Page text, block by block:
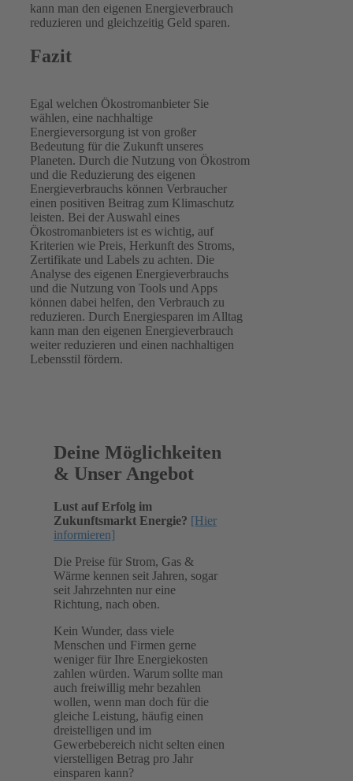
kann man den eigenen Energieverbrauch
reduzieren und gleichzeitig Geld sparen.
Fazit
Egal welchen Ökostromanbieter Sie
wählen, eine nachhaltige
Energieversorgung ist von großer
Bedeutung für die Zukunft unseres
Planeten. Durch die Nutzung von Ökostrom
und die Reduzierung des eigenen
Energieverbrauchs können Verbraucher
einen positiven Beitrag zum Klimaschutz
leisten. Bei der Auswahl eines
Ökostromanbieters ist es wichtig, auf
Kriterien wie Preis, Herkunft des Stroms,
Zertifikate und Labels zu achten. Die
Analyse des eigenen Energieverbrauchs
und die Nutzung von Tools und Apps
können dabei helfen, den Verbrauch zu
reduzieren. Durch Energiesparen im Alltag
kann man den eigenen Energieverbrauch
weiter reduzieren und einen nachhaltigen
Lebensstil fördern.
Deine Möglichkeiten
& Unser Angebot
Lust auf Erfolg im
Zukunftsmarkt Energie? [Hier
informieren]
Die Preise für Strom, Gas &
Wärme kennen seit Jahren, sogar
seit Jahrzehnten nur eine
Richtung, nach oben.
Kein Wunder, dass viele
Menschen und Firmen gerne
weniger für Ihre Energiekosten
zahlen würden. Warum sollte man
auch freiwillig mehr bezahlen
wollen, wenn man doch für die
gleiche Leistung, häufig einen
dreistelligen und im
Gewerbebereich nicht selten einen
vierstelligen Betrag pro Jahr
einsparen kann?